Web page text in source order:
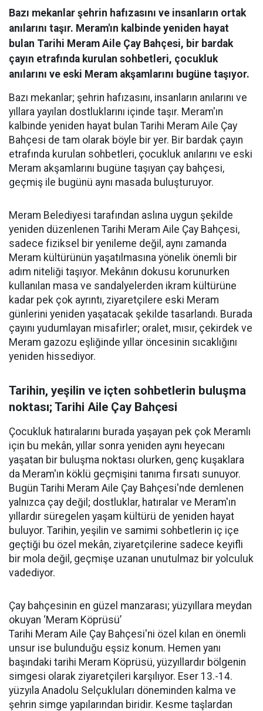
Bazı mekanlar şehrin hafızasını ve insanların ortak
anılarını taşır. Meram'ın kalbinde yeniden hayat
bulan Tarihi Meram Aile Çay Bahçesi, bir bardak
çayın etrafında kurulan sohbetleri, çocukluk
anılarını ve eski Meram akşamlarını bugüne taşıyor.
Bazı mekanlar; şehrin hafızasını, insanların anılarını ve
yıllara yayılan dostluklarını içinde taşır. Meram'ın
kalbinde yeniden hayat bulan Tarihi Meram Aile Çay
Bahçesi de tam olarak böyle bir yer. Bir bardak çayın
etrafında kurulan sohbetleri, çocukluk anılarını ve eski
Meram akşamlarını bugüne taşıyan çay bahçesi,
geçmiş ile bugünü aynı masada buluşturuyor.
Meram Belediyesi tarafından aslına uygun şekilde
yeniden düzenlenen Tarihi Meram Aile Çay Bahçesi,
sadece fiziksel bir yenileme değil, aynı zamanda
Meram kültürünün yaşatılmasına yönelik önemli bir
adım niteliği taşıyor. Mekânın dokusu korunurken
kullanılan masa ve sandalyelerden ikram kültürüne
kadar pek çok ayrıntı, ziyaretçilere eski Meram
günlerini yeniden yaşatacak şekilde tasarlandı. Burada
çayını yudumlayan misafirler; oralet, mısır, çekirdek ve
Meram gazozu eşliğinde yıllar öncesinin sıcaklığını
yeniden hissediyor.
Tarihin, yeşilin ve içten sohbetlerin buluşma
noktası; Tarihi Aile Çay Bahçesi
Çocukluk hatıralarını burada yaşayan pek çok Meramlı
için bu mekân, yıllar sonra yeniden aynı heyecanı
yaşatan bir buluşma noktası olurken, genç kuşaklara
da Meram'ın köklü geçmişini tanıma fırsatı sunuyor.
Bugün Tarihi Meram Aile Çay Bahçesi'nde demlenen
yalnızca çay değil; dostluklar, hatıralar ve Meram'ın
yıllardır süregelen yaşam kültürü de yeniden hayat
buluyor. Tarihin, yeşilin ve samimi sohbetlerin iç içe
geçtiği bu özel mekân, ziyaretçilerine sadece keyifli
bir mola değil, geçmişe uzanan unutulmaz bir yolculuk
vadediyor.
Çay bahçesinin en güzel manzarası; yüzyıllara meydan
okuyan ‘Meram Köprüsü’
Tarihi Meram Aile Çay Bahçesi'ni özel kılan en önemli
unsur ise bulunduğu eşsiz konum. Hemen yanı
başındaki tarihi Meram Köprüsü, yüzyıllardır bölgenin
simgesi olarak ziyaretçileri karşılıyor. Eser 13.-14.
yüzyıla Anadolu Selçukluları döneminden kalma ve
şehrin simge yapılarından biridir. Kesme taşlardan